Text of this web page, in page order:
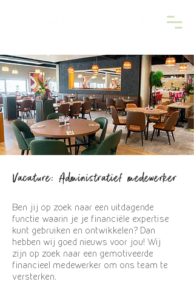
Vacature: Administratief medewerker
Ben jij op zoek naar een uitdagende
functie waarin je je financiële expertise
kunt gebruiken en ontwikkelen? Dan
hebben wij goed nieuws voor jou! Wij
zijn op zoek naar een gemotiveerde
financieel medewerker om ons team te
versterken.